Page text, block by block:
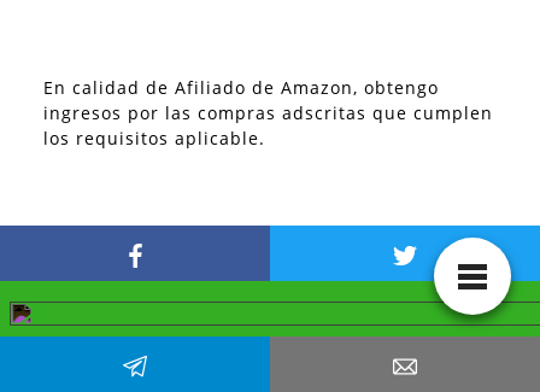
En calidad de Afiliado de Amazon, obtengo
ingresos por las compras adscritas que cumplen
los requisitos aplicable.
Encuentra los mejores tutoriales Windows y
todo lo relacionado con tecnología.